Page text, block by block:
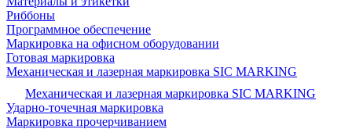
Риббоны
Программное обеспечение
Маркировка на офисном оборудовании
Готовая маркировка
Механическая и лазерная маркировка SIC MARKING
Механическая и лазерная маркировка SIC MARKING
Ударно-точечная маркировка
Маркировка прочерчиванием